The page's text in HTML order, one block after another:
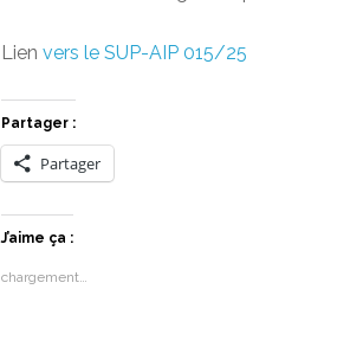
Lien vers le SUP-AIP 015/25
Partager :
Partager
J’aime ça :
chargement…